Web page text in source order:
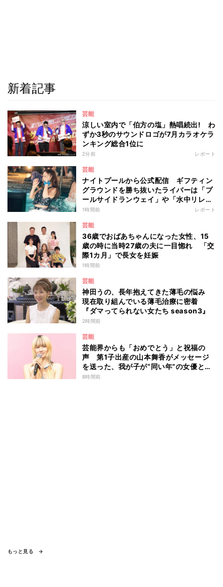
新着記事
芸能
涼しい室内で「伯方の塩」熱唱続出! わ
ずか3秒のサウンドロゴが7月カラオケラ
ンキング総合1位に
2分前 レポート
芸能
ナイトプールから公式配信 ギフティン
グラウンドを勝ち抜いたライバーは「プ
ールサイドランウェイ」や「水中リレ
ー」にも参加 『イチナナイト★プー
1時間前 レポート
芸能
36歳でおばあちゃんになった女性、15
歳の時に当時27歳の夫に一目惚れ 「交
際1カ月」で長女を妊娠
1時間前
芸能
神田うの、長年抱えてきた薄毛の悩み
現在取り組んでいる薄毛治療に密着
『ダマってられない女たち season3』
2時間前
芸能
芸能界からも「おめでとう」と祝福の
声 第1子出産の山本舞香がメッセージ
を送った、我が子が“同い年”の女優と
は 今月1日には2年在籍した所属事務所
8時間前
もっと見る